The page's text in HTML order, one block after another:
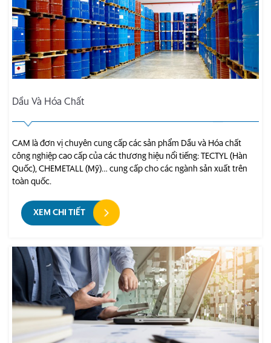
Dầu Và Hóa Chất
CAM là đơn vị chuyên cung cấp các sản phẩm Dầu và Hóa chất
công nghiệp cao cấp của các thương hiệu nổi tiếng: TECTYL (Hàn
Quốc), CHEMETALL (Mỹ)… cung cấp cho các ngành sản xuất trên
toàn quốc.
XEM CHI TIẾT